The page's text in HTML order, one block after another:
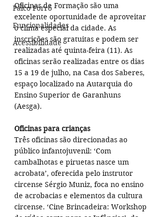
Palco Forró
Funcionalidades
Acessibilidade
Oficinas de Formação são uma
excelente oportunidade de aproveitar
o clima especial da cidade. As
inscrições são gratuitas e podem ser
realizadas até quinta-feira (11). As
oficinas serão realizadas entre os dias
15 a 19 de julho, na Casa dos Saberes,
espaço localizado na Autarquia do
Ensino Superior de Garanhuns
(Aesga).
Oficinas para crianças
Três oficinas são direcionadas ao
público infantojuvenil: ‘Com
cambalhotas e piruetas nasce um
acrobata’, oferecida pelo instrutor
circense Sérgio Muniz, foca no ensino
de acrobacias e elementos da cultura
circense. ‘Cine Brincadeira: Workshop